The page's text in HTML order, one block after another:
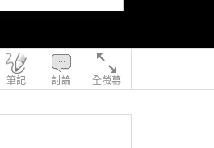
筆記 討論 全螢幕